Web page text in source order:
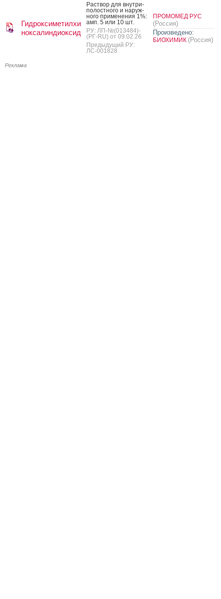
Гидроксиметилхи
ноксалиндиоксид
Рас­твор для внут­ри­
полос­тно­го и на­руж­
но­го при­мене­ния 1%:
амп. 5 или 10 шт.
РУ: ЛП-№(013484)-
(РГ-RU) от 09.02.26
Предыдущий РУ:
ЛС-001828
ПРОМОМЕД РУС
(Россия)
Произведено:
БИОХИМИК (Россия)
Реклама